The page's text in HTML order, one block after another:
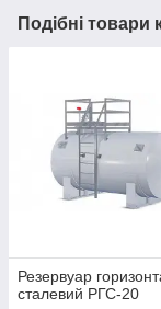
Подібні товари
Резервуар
сталевий РГС-20